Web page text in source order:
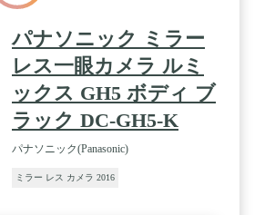
パナソニック ミラー
レス一眼カメラ ルミ
ックス GH5 ボディ ブ
ラック DC-GH5-K
パナソニック(Panasonic)
ミラー レス カメラ 2016